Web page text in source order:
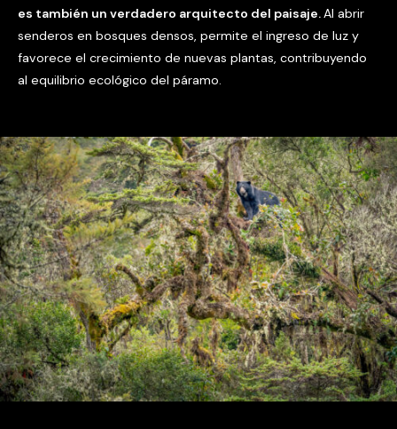
es también un verdadero arquitecto del paisaje.Al abrir
senderos en bosques densos, permite el ingreso de luz y
favorece el crecimiento de nuevas plantas, contribuyendo
al equilibrio ecológico del páramo.